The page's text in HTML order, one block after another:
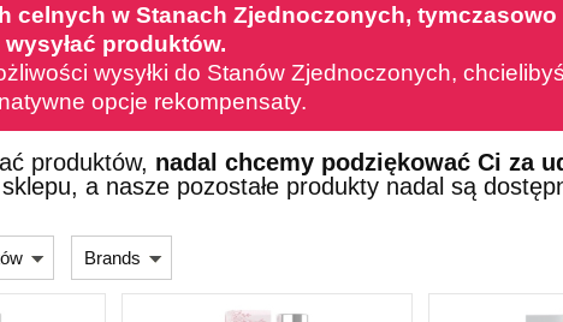
celnych w Stanach Zjednoczonych, tymczasowo
wysyłać produktów.
wysyłki do Stanów Zjednoczonych,
opcje rekompensaty.
produktów, nadal chcemy podziękować Ci za
a nasze pozostałe produkty nadal są
Brands